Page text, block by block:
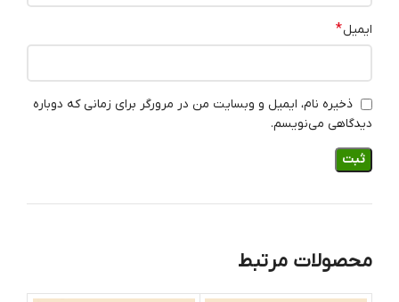
ایمیل*
ذخیره نام، ایمیل و وبسایت من در مرورگر برای زمانی که دوباره
دیدگاهی می‌نویسم.
محصولات مرتبط